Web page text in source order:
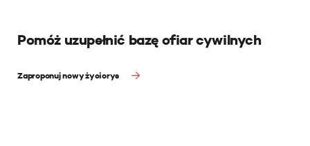
Pomóż uzupełnić bazę ofiar cywilnych
Zaproponuj nowy życiorys